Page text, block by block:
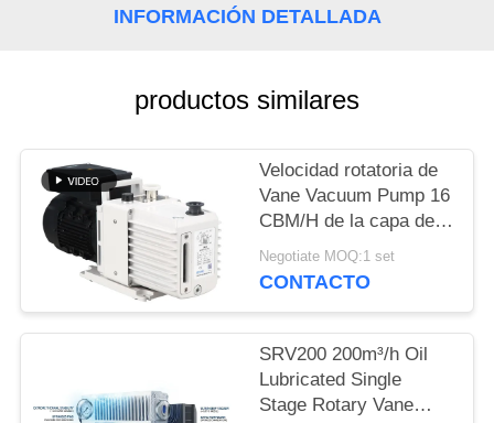
POLÍTICA
DE
PRIVACIDAD
INFORMACIÓN DETALLADA
productos similares
Velocidad rotatoria de
Vane Vacuum Pump 16
CBM/H de la capa del
polvo 0,55 kilovatios
del poder DRV16 del
Negotiate MOQ:1 set
CONTACTO
SRV200 200m³/h Oil
Lubricated Single
Stage Rotary Vane